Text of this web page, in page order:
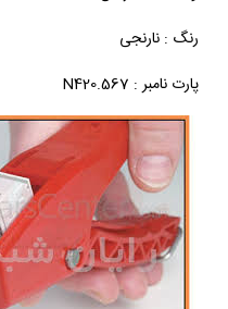
رنگ : نارنجی
پارت نامبر : N420.567